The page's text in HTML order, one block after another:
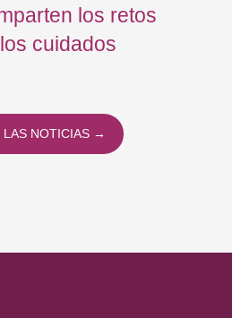
los retos
cuidados
LAS NOTICIAS →